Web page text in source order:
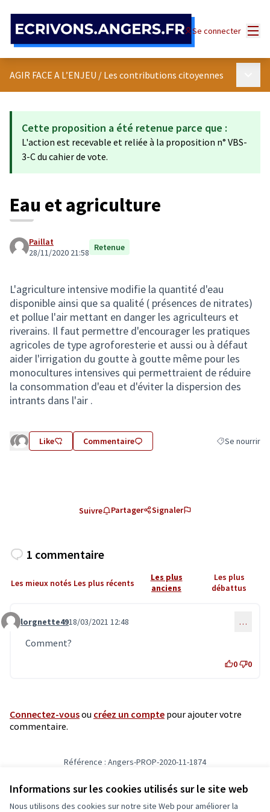
Informations sur les cookies utilisés sur le site web
Nous utilisons des cookies sur notre site Web pour améliorer la
Se connecter
AGIR FACE A L’ENJEU / Les contributions citoyennes
Cette proposition a été retenue parce que :
L'action est recevable et reliée à la proposition n° VBS-
3-C du cahier de vote.
Eau et agriculture
Paillat
28/11/2020 21:58 Retenue
L'agriculture intensive modifie la quantité d'eau
disponible ainsi que sa qualité ( présences de nitrates)
et pollue l'air mettant en danger les agriculteurs et
riverains. Il faut permettre d'encourager les pratiques
agricoles de type agroforesterie et aussi ou à défaut
aider l'irrigation du goutte à goutte même pour les
monocultures intensives qui permettraient de réduire
la consommation d'eau et d'éviter la dispersion des
intrants dans l'air .
Like Commentaire Filtrer les
Se nourrir
Suivre Partager Signaler
1 commentaire
Les mieux notés Les plus récents
Les plus
anciens
Les plus
débattus
Commentaire 2815
lorgnette4918/03/2021 12:48 …
Comment?
0 0
Connectez-vousou créez un compte pour ajouter votre
commentaire.
Référence : Angers-PROP-2020-11-1874
Conditions d'utilisation